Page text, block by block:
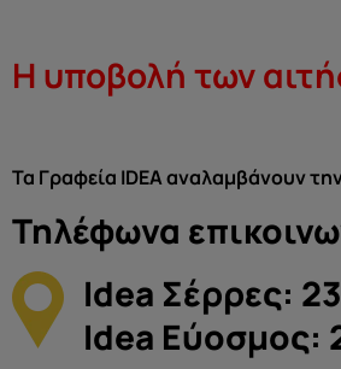
Η υποβολή των
Τα Γραφεία IDEA αναλαμβάνουν
Τηλέφωνα
Idea Σέρρες:
Idea Εύοσμος: